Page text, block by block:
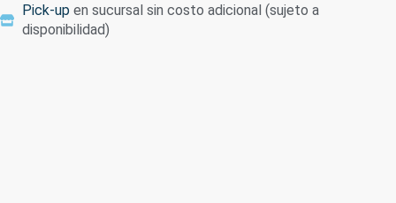
Pick-up en sucursal sin costo adicional (sujeto a
disponibilidad)